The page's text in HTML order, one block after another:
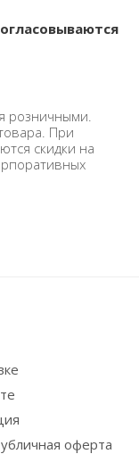
розничными.
При
скидки на
оферта